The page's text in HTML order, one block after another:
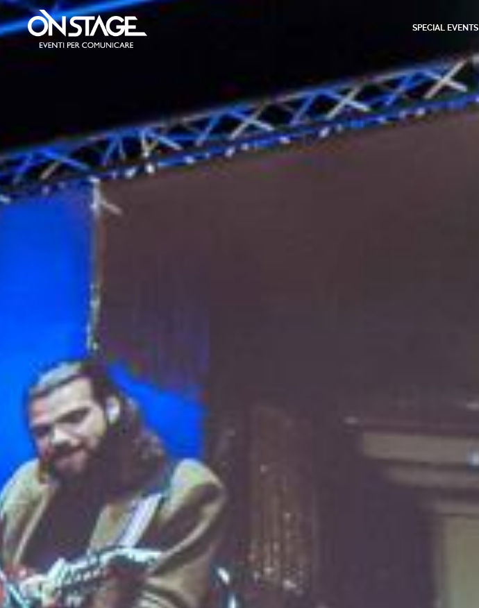
SPECIAL EVENTS